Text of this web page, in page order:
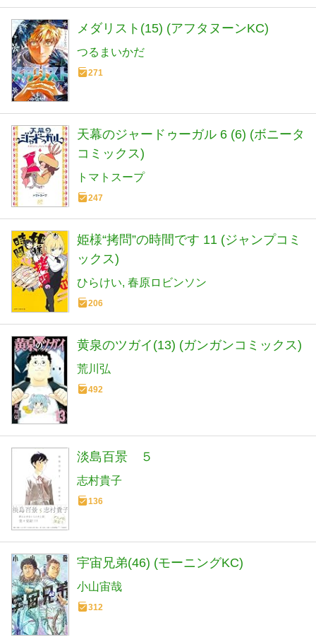
メダリスト(15) (アフタヌーンKC)
つるまいかだ
271
天幕のジャードゥーガル 6 (6) (ボニータ
コミックス)
トマトスープ
247
姫様“拷問”の時間です 11 (ジャンプコミ
ックス)
ひらけい 春原ロビンソン
206
黄泉のツガイ(13) (ガンガンコミックス)
荒川弘
492
淡島百景 ５
志村貴子
136
宇宙兄弟(46) (モーニングKC)
小山宙哉
312